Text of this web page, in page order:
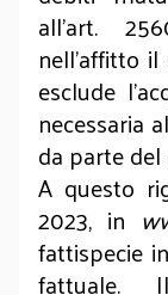
all’art.
nell’affitto
esclude
necessaria
da parte del
A questo
2023, in
fattispecie
fattuale.